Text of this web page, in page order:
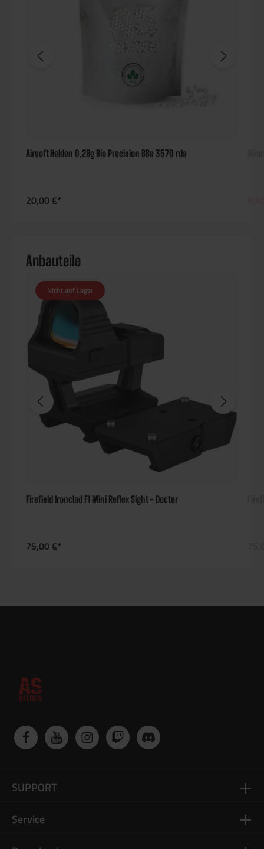
Airsoft Helden 0,28g Bio Precision BBs 3570 rds
20,00 €*
Anbauteile
Nicht auf Lager
Firefield Ironclad F1 Mini Reflex Sight - Docter
75,00 €*
SUPPORT
Service